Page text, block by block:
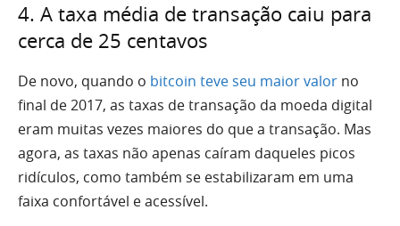
4. A taxa média de transação caiu para
cerca de 25 centavos
De novo, quando o bitcoin teve seu maior valor no
final de 2017, as taxas de transação da moeda digital
eram muitas vezes maiores do que a transação. Mas
agora, as taxas não apenas caíram daqueles picos
ridículos, como também se estabilizaram em uma
faixa confortável e acessível.